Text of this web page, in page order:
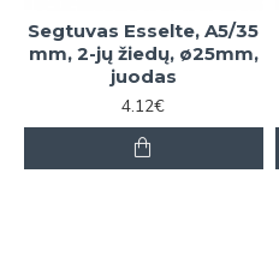
Segtuvas Esselte, A5/35
mm, 2-jų žiedų, ø25mm,
juodas
4.12€